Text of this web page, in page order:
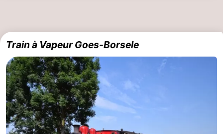
Train à Vapeur Goes-Borsele